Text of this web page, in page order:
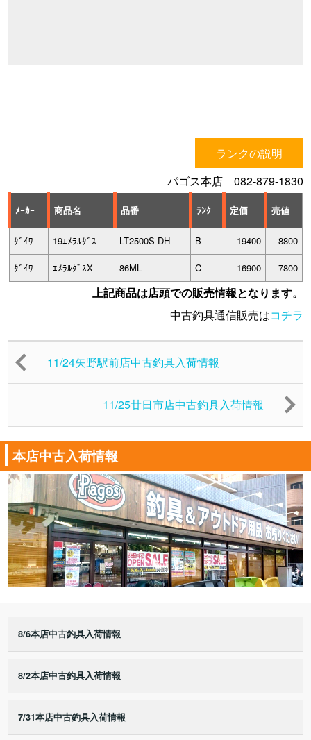
ランクの説明
パゴス本店 082-879-1830
ﾒｰｶｰ 商品名 品番 ﾗﾝｸ 定価 売値
ﾀﾞｲﾜ 19ｴﾒﾗﾙﾀﾞｽ LT2500S-DH B 19400 8800
ﾀﾞｲﾜ ｴﾒﾗﾙﾀﾞｽX 86ML C 16900 7800
上記商品は店頭での販売情報となります。
中古釣具通信販売はコチラ
11/24矢野駅前店中古釣具入荷情報
11/25廿日市店中古釣具入荷情報
本店中古入荷情報
8/6本店中古釣具入荷情報
8/2本店中古釣具入荷情報
7/31本店中古釣具入荷情報